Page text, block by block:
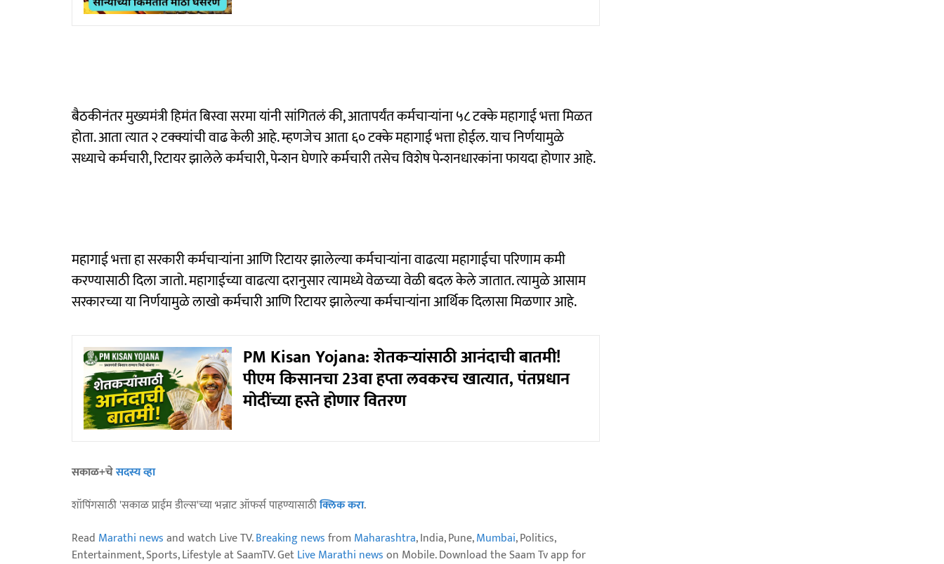
बैठकीनंतर मुख्यमंत्री हिमंत बिस्वा सरमा यांनी सांगितलं की, आतापर्यंत कर्मचाऱ्यांना ५८ टक्के महागाई भत्ता मिळत
होता. आता त्यात २ टक्क्यांची वाढ केली आहे. म्हणजेच आता ६० टक्के महागाई भत्ता होईल. याच निर्णयामुळे
सध्याचे कर्मचारी, रिटायर झालेले कर्मचारी, पेन्शन घेणारे कर्मचारी तसेच विशेष पेन्शनधारकांना फायदा होणार आहे.
महागाई भत्ता हा सरकारी कर्मचाऱ्यांना आणि रिटायर झालेल्या कर्मचाऱ्यांना वाढत्या महागाईचा परिणाम कमी
करण्यासाठी दिला जातो. महागाईच्या वाढत्या दरानुसार त्यामध्ये वेळच्या वेळी बदल केले जातात. त्यामुळे आसाम
सरकारच्या या निर्णयामुळे लाखो कर्मचारी आणि रिटायर झालेल्या कर्मचाऱ्यांना आर्थिक दिलासा मिळणार आहे.
PM Kisan Yojana: शेतकऱ्यांसाठी आनंदाची बातमी!
पीएम किसानचा 23वा हप्ता लवकरच खात्यात, पंतप्रधान
मोदींच्या हस्ते होणार वितरण
सकाळ+चेसदस्य व्हा
शॉपिंगसाठी 'सकाळ प्राईम डील्स'च्या भन्नाट ऑफर्स पाहण्यासाठीक्लिक करा.
Read Marathi newsand watch Live TV.Breaking newsfrom Maharashtra, India, Pune,Mumbai, Politics,
Entertainment, Sports, Lifestyle at SaamTV. GetLive Marathi newson Mobile. Download the Saam Tv app for